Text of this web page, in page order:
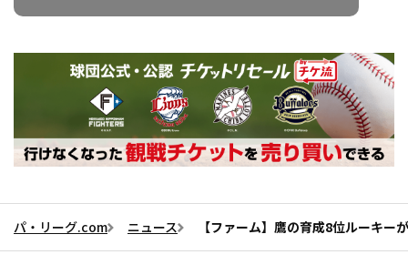
パ・リーグ.com ニュース 【ファーム】鷹の育成8位ルーキ